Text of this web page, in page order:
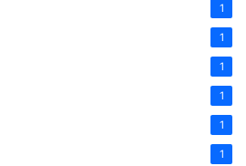
1
1
1
1
1
1